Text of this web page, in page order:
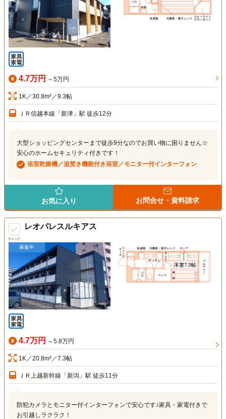
4.7万円 ～5万円
1K／30.8m²／9.3帖
ＪＲ信越本線「新津」駅 徒歩12分
大型ショッピングセンターまで徒歩9分なのでお買い物に困りません☆
安心のホームセキュリティ付きです！
浴室乾燥機／追焚き機能付き浴室／モニター付インターフォン
お気に入り お問合せ・資料請求
チェック
レオパレスルキアス
募集中
4.7万円 ～5.8万円
1K／20.8m²／7.3帖
ＪＲ上越新幹線「新潟」駅 徒歩11分
防犯カメラとモニター付インターフォンで安心です♪家具・家電付きで
お引越しラクラク！